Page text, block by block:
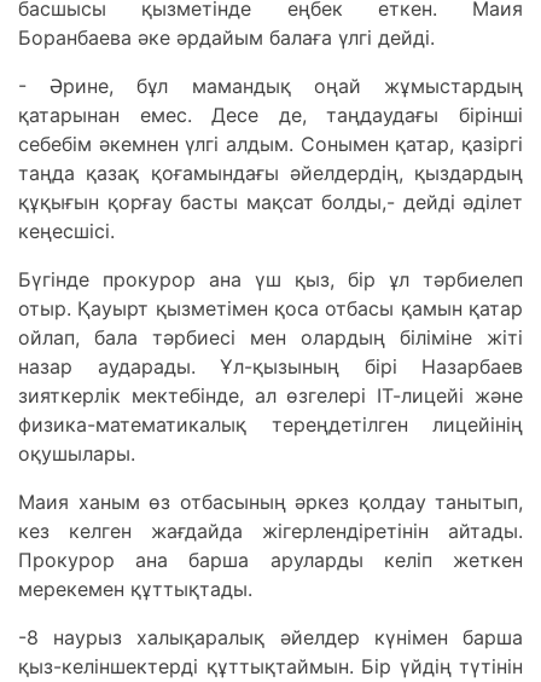
басшысы қызметінде еңбек еткен. Маия
Боранбаева әке әрдайым балаға үлгі дейді.
- Әрине, бұл мамандық оңай жұмыстардың
қатарынан емес. Десе де, таңдаудағы бірінші
себебім әкемнен үлгі алдым. Сонымен қатар, қазіргі
таңда қазақ қоғамындағы әйелдердің, қыздардың
құқығын қорғау басты мақсат болды,- дейді әділет
кеңесшісі.
Бүгінде прокурор ана үш қыз, бір ұл тәрбиелеп
отыр. Қауырт қызметімен қоса отбасы қамын қатар
ойлап, бала тәрбиесі мен олардың біліміне жіті
назар аударады. Ұл-қызының бірі Назарбаев
зияткерлік мектебінде, ал өзгелері ІТ-лицейі және
физика-математикалық тереңдетілген лицейінің
оқушылары.
Маия ханым өз отбасының әркез қолдау танытып,
кез келген жағдайда жігерлендіретінін айтады.
Прокурор ана барша аруларды келіп жеткен
мерекемен құттықтады.
-8 наурыз халықаралық әйелдер күнімен барша
қыз-келіншектерді құттықтаймын. Бір үйдің түтінін